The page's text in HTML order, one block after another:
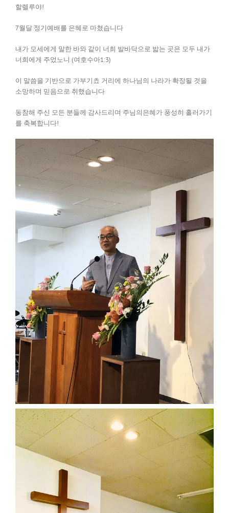
할렐루야!
7월달 정기예배를 은혜로 마쳤습니다
내가 모세에게 말한 바와 같이 너희 발바닥으로 밟는 곳은 모두 내가
너희에게 주었노니 (여호수아1:3)
이 말씀을 기반으로 가부기쵸 거리에 하나님의 나라가 확장될 것을
소망하며 믿음으로 취했습니다
동참해 주신 모든 분들께 감사드리며 주님의은혜가 풍성히 흘러가기
를 축복합니다!